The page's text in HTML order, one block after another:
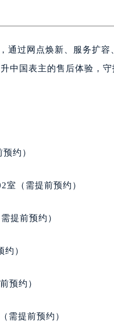
A座13层1304室（需提前
央广场）A1座办公楼14
南塔写字楼15层07室（需
层05室（需提前预约）
（需提前预约）
层902室（需提前预约）
（需提前预约）
牌授权店）1层整层（需提
C座17层17-B（需提前预
通过网点焕新、服务扩
中国表主的售后体验，
约）
室（需提前预约）
提前预约）
）
预约）
需提前预约）